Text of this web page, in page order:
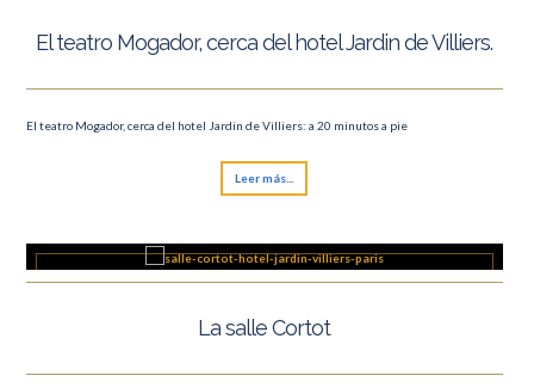
El teatro Mogador, cerca del hotel Jardin de Villiers.
El teatro Mogador, cerca del hotel Jardin de Villiers: a 20 minutos a pie
Leer más...
La salle Cortot